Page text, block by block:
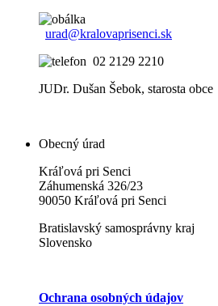
urad@kralovaprisenci.sk
02 2129 2210
JUDr. Dušan Šebok, starosta obce
Obecný úrad
Kráľová pri Senci
Záhumenská 326/23
90050 Kráľová pri Senci
Bratislavský samosprávny kraj
Slovensko
Ochrana osobných údajov